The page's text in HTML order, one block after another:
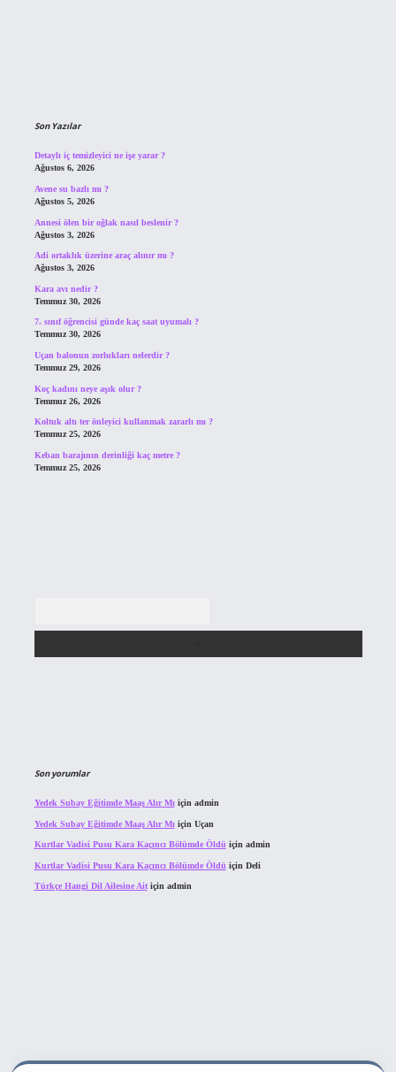
Son Yazılar
Detaylı iç temizleyici ne işe yarar ?
Ağustos 6, 2026
Avene su bazlı mı ?
Ağustos 5, 2026
Annesi ölen bir oğlak nasıl beslenir ?
Ağustos 3, 2026
Adi ortaklık üzerine araç alınır mı ?
Ağustos 3, 2026
Kara avı nedir ?
Temmuz 30, 2026
7. sınıf öğrencisi günde kaç saat uyumalı ?
Temmuz 30, 2026
Uçan balonun zorlukları nelerdir ?
Temmuz 29, 2026
Koç kadını neye aşık olur ?
Temmuz 26, 2026
Koltuk altı ter önleyici kullanmak zararlı mı ?
Temmuz 25, 2026
Keban barajının derinliği kaç metre ?
Temmuz 25, 2026
Son yorumlar
Yedek Subay Eğitimde Maaş Alır Mı için admin
Yedek Subay Eğitimde Maaş Alır Mı için Uçan
Kurtlar Vadisi Pusu Kara Kaçıncı Bölümde Öldü için admin
Kurtlar Vadisi Pusu Kara Kaçıncı Bölümde Öldü için Deli
Türkçe Hangi Dil Ailesine Aitiçin admin